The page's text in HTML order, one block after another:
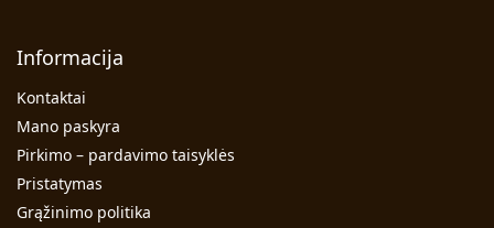
Informacija
Kontaktai
Mano paskyra
Pirkimo – pardavimo taisyklės
Pristatymas
Grąžinimo politika